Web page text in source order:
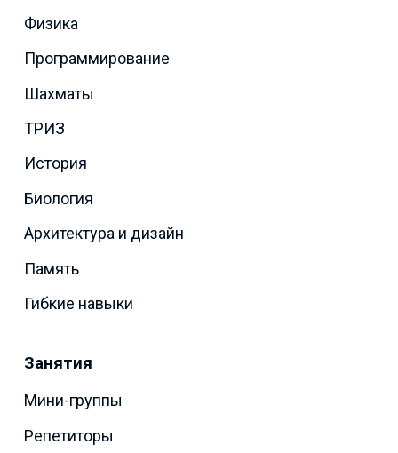
Физика
Программирование
Шахматы
ТРИЗ
История
Биология
Архитектура и дизайн
Память
Гибкие навыки
Занятия
Мини-группы
Репетиторы